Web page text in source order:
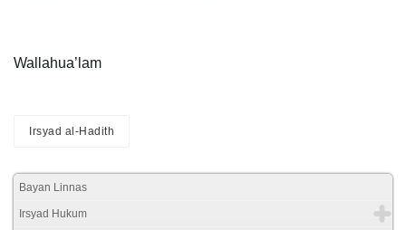
Wallahua’lam
Irsyad al-Hadith
Bayan Linnas
Irsyad Hukum